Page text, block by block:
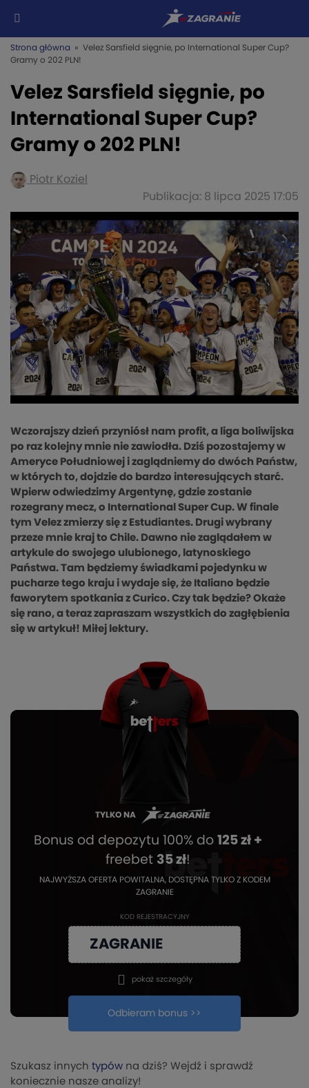
Strona główna » Velez Sarsfield sięgnie, po International Super Cup?
Gramy o 202 PLN!
Velez Sarsfield sięgnie, po
International Super Cup?
Gramy o 202 PLN!
Piotr Koziel
Publikacja: 8 lipca 2025 17:05
Wczorajszy dzień przyniósł nam profit, a liga boliwijska
po raz kolejny mnie nie zawiodła. Dziś pozostajemy w
Ameryce Południowej i zaglądniemy do dwóch Państw,
w których to, dojdzie do bardzo interesujących starć.
Wpierw odwiedzimy Argentynę, gdzie zostanie
rozegrany mecz, o International Super Cup. W finale
tym Velez zmierzy się z Estudiantes. Drugi wybrany
przeze mnie kraj to Chile. Dawno nie zaglądałem w
artykule do swojego ulubionego, latynoskiego
Państwa. Tam będziemy świadkami pojedynku w
pucharze tego kraju i wydaje się, że Italiano będzie
faworytem spotkania z Curico. Czy tak będzie? Okaże
się rano, a teraz zapraszam wszystkich do zagłębienia
się w artykuł! Miłej lektury.
TYLKO NA
Bonus od depozytu 100% do 125 zł +
freebet 35 zł!
NAJWYŻSZA OFERTA POWITALNA, DOSTĘPNA TYLKO Z KODEM
ZAGRANIE
KOD REJESTRACYJNY
ZAGRANIE
Odbieram bonus >>
pokaż szczegóły
Szukasz innych typów na dziś? Wejdź i sprawdź
koniecznie nasze analizy!